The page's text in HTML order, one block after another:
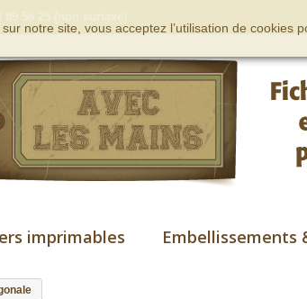
imprimables Embellissements
notre site, vous acceptez l’utilisation de